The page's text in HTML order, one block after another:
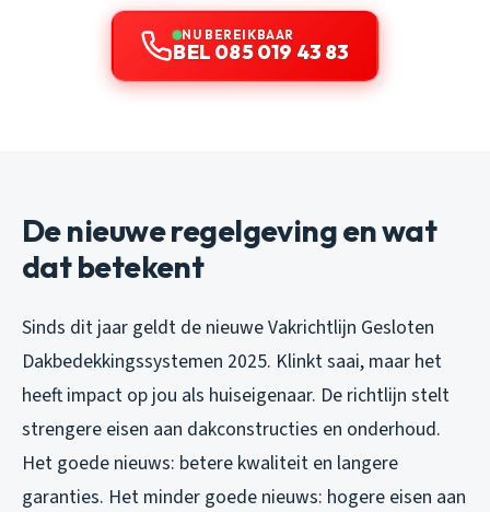
NU BEREIKBAAR
BEL 085 019 43 83
De nieuwe regelgeving en wat
dat betekent
Sinds dit jaar geldt de nieuwe Vakrichtlijn Gesloten
Dakbedekkingssystemen 2025. Klinkt saai, maar het
heeft impact op jou als huiseigenaar. De richtlijn stelt
strengere eisen aan dakconstructies en onderhoud.
Het goede nieuws: betere kwaliteit en langere
garanties. Het minder goede nieuws: hogere eisen aan